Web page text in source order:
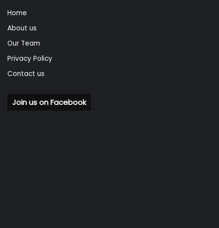
Home
About us
Our Team
Privacy Policy
Contact us
Join us on Facebook